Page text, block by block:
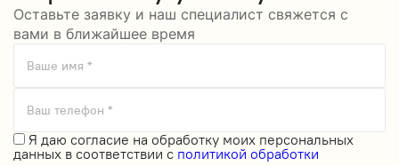
Оставьте заявку и наш специалист свяжется с
вами в ближайшее время
Ваше имя *
Ваш телефон *
Я даю согласие на обработку моих персональных
данных в соответствии с политикой обработки